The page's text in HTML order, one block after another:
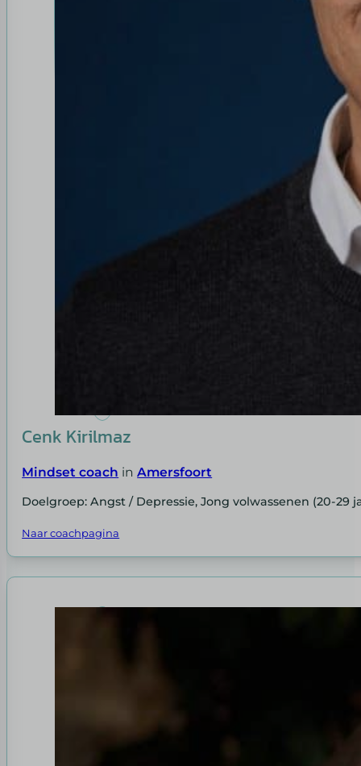
Cenk Kirilmaz
Mindset coach inAmersfoort
Doelgroep: Angst / Depressie, Jong volwassenen (20-29
Naar coachpagina